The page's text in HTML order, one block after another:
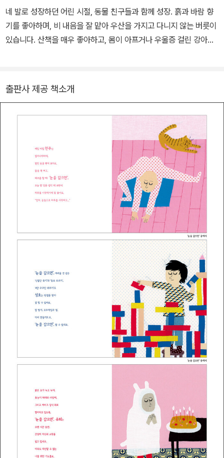
한국 독자에게 소개되어 사랑받고 있습니다.
네 발로 성장하던 어린 시절, 동물 친구들과 함께 성장. 흙과 바람 향
기를 좋아하며, 비 내음을 잘 맡아 우산을 가지고 다니지 않는 버릇이
있습니다. 산책을 매우 좋아하고, 몸이 아프거나 우울증 걸린 강아지
을 함께 실천하며 교육철학 및 생활교육 나눔과 아동도서 번역 작업
출판사 제공 책소개